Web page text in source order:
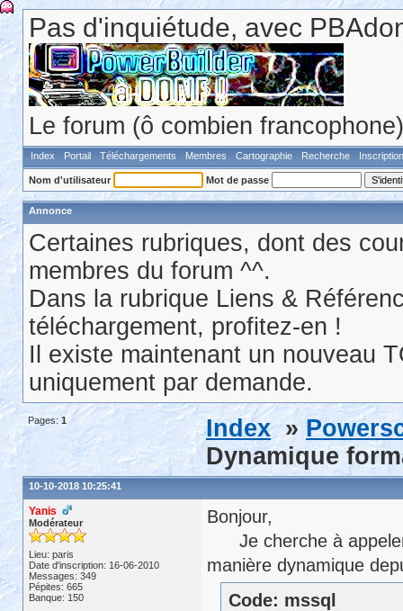
Pas d'inquiétude, avec
Le forum (ô combien
Index Portail Téléchargements Membres Cartographie Recherche Inscription
Nom d'utilisateur Mot de passe
Annonce
Certaines rubriques, dont des
membres du forum ^^.
Dans la rubrique Liens &
téléchargement, profitez-en !
Il existe maintenant un nouveau
uniquement par demande.
Pages: 1 Index »
Dynamique
10-10-2018 10:25:41
Yanis
Modérateur
Lieu: paris
Date d'inscription: 16-06-2010
Messages: 349
Pépites: 665
Banque: 150
Bonjour,
Je cherche à appeler
manière dynamique
Code: mssql